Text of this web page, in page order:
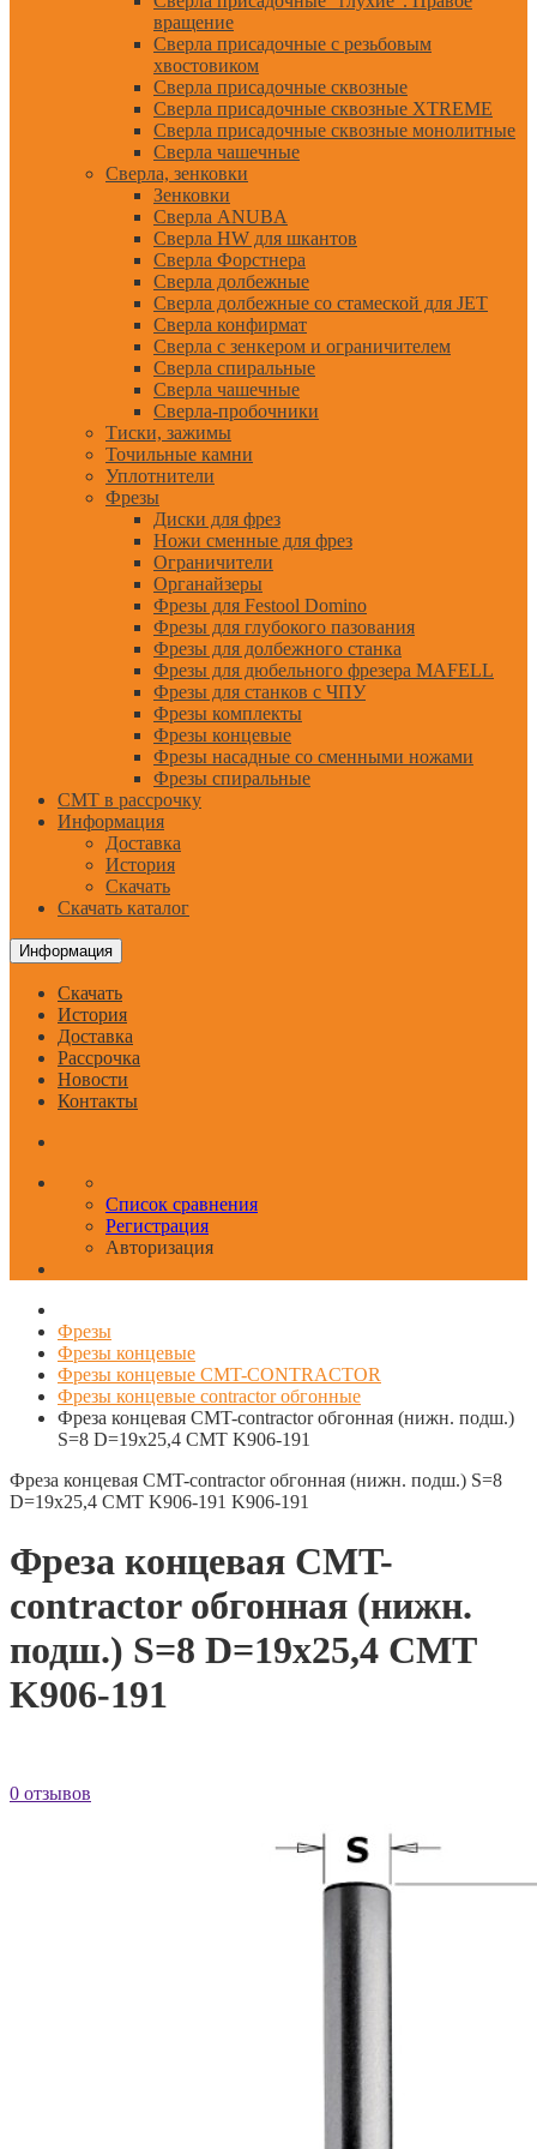
вращение
Сверла присадочные с резьбовым
хвостовиком
Сверла присадочные сквозные
Сверла присадочные сквозные XTREME
Сверла присадочные сквозные монолитные
Сверла чашечные
Сверла, зенковки
Зенковки
Сверла ANUBA
Сверла HW для шкантов
Сверла Форстнера
Сверла долбежные
Сверла долбежные со стамеской для JET
Сверла конфирмат
Сверла с зенкером и ограничителем
Сверла спиральные
Сверла чашечные
Сверла-пробочники
Тиски, зажимы
Точильные камни
Уплотнители
Фрезы
Диски для фрез
Ножи сменные для фрез
Ограничители
Органайзеры
Фрезы для Festool Domino
Фрезы для глубокого пазования
Фрезы для долбежного станка
Фрезы для дюбельного фрезера MAFELL
Фрезы для станков с ЧПУ
Фрезы комплекты
Фрезы концевые
Фрезы насадные со сменными ножами
Фрезы спиральные
CMT в рассрочку
Информация
Доставка
История
Скачать
Скачать каталог
Информация
Скачать
История
Доставка
Рассрочка
Новости
Контакты
Список сравнения
Регистрация
Авторизация
Фрезы
Фрезы концевые
Фрезы концевые CMT-CONTRACTOR
Фрезы концевые contractor обгонные
Фреза концевая CMT-contractor обгонная (нижн. подш.)
S=8 D=19x25,4 CMT K906-191
Фреза концевая CMT-contractor обгонная (нижн. подш.) S=8
D=19x25,4 CMT K906-191 K906-191
Фреза концевая CMT-
contractor обгонная (нижн.
подш.) S=8 D=19x25,4 CMT
K906-191
0 отзывов